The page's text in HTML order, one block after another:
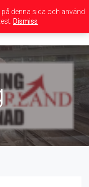
denna sida och använd
Dismiss